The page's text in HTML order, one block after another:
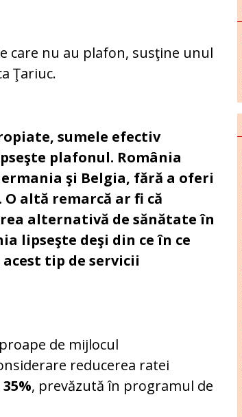
care nu au plafon, susţine unul
Ţariuc.
sumele efectiv
plafonul. România
şi Belgia, fără a oferi
altă remarcă ar fi că
alternativă de sănătate în
lipseşte deşi din ce în ce
tip de servicii
de mijlocul
reducerea ratei
35%, prevăzută în programul de